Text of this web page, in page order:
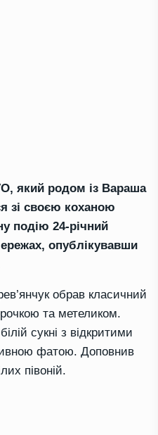
який родом із Вараша
зі своєю коханою
подію 24-річний
опублікувавши
обрав класичний
та метеликом.
сукні з відкритими
фатою. Доповнив
півоній.